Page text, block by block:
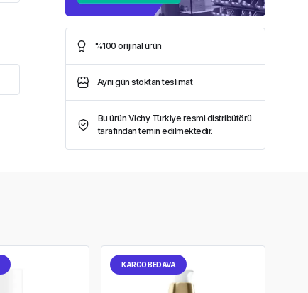
%100 orijinal ürün
Aynı gün stoktan teslimat
Bu ürün Vichy Türkiye resmi distribütörü
tarafından temin edilmektedir.
KARGO BEDAVA